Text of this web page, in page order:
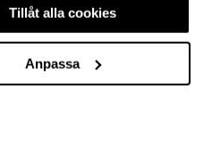
Tillåt alla cookies
Anpassa